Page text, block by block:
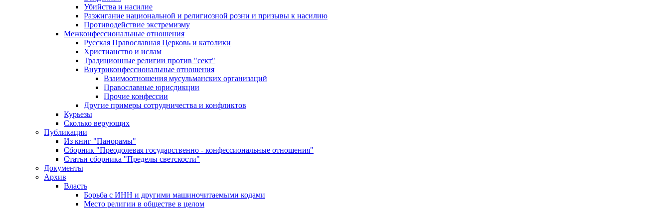
Убийства и насилие
Разжигание национальной и религиозной розни и призывы к насилию
Противодействие экстремизму
Межконфессиональные отношения
Русская Православная Церковь и католики
Христианство и ислам
Традиционные религии против "сект"
Внутриконфессиональные отношения
Взаимоотношения мусульманских организаций
Православные юрисдикции
Прочие конфессии
Другие примеры сотрудничества и конфликтов
Курьезы
Сколько верующих
Публикации
Из книг "Панорамы"
Сборник "Преодолевая государственно - конфессиональные отношения"
Статьи сборника "Пределы светскости"
Документы
Архив
Власть
Борьба с ИНН и другими машиночитаемыми кодами
Место религии в обществе в целом